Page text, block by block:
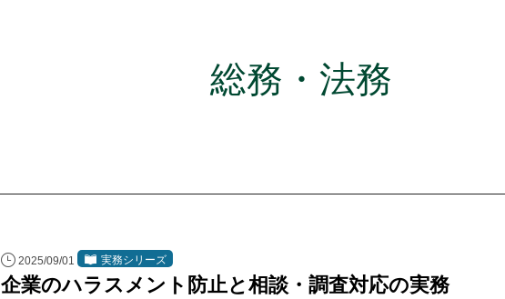
総務・法務
2025/09/01 実務シリーズ
企業のハラスメント防止と相談・調査対応の実務